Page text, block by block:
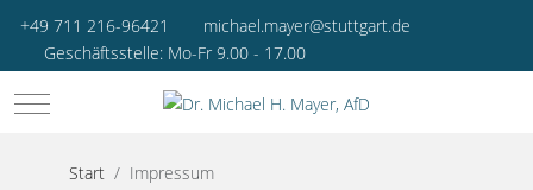
+49 711 216-96421
michael.mayer@stuttgart.de
Geschäftsstelle: Mo-Fr 9.00 - 17.00
Mobile Menu Toggle
Start Impressum